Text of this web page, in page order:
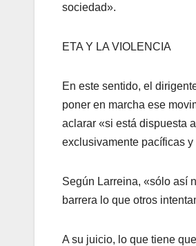
sociedad».
ETA Y LA VIOLENCIA
En este sentido, el
poner en marcha ese
aclarar «si está dispuesta
exclusivamente pací­ficas y
Según Larreina, «sólo así­
barrera lo que otros
A su juicio, lo que tiene